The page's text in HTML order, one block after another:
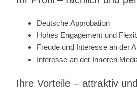
Deutsche Approbation
Hohes Engagement und
Freude und Interesse an der
Interesse an der Inneren
Ihre Vorteile – attraktiv